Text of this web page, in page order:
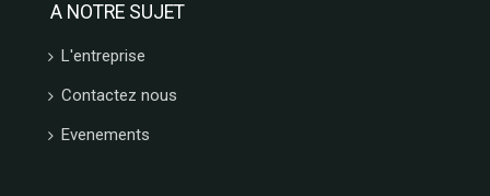
A NOTRE SUJET
L'entreprise
Contactez nous
Evenements